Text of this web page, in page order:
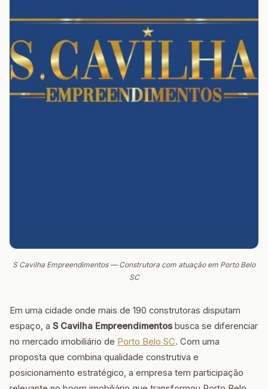
S Cavilha Empreendimentos — Construtora com atuação em Porto Belo
SC
Em uma cidade onde mais de 190 construtoras disputam
espaço, a S Cavilha Empreendimentosbusca se diferenciar
no mercado imobiliário de Porto Belo SC. Com uma
proposta que combina qualidade construtiva e
posicionamento estratégico, a empresa tem participação